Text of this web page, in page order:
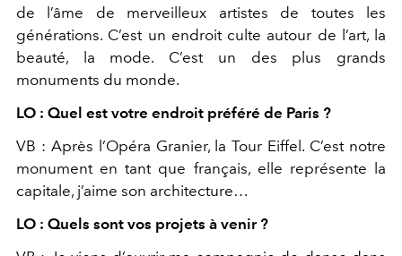
de l’âme de merveilleux artistes de toutes les
générations. C’est un endroit culte autour de l’art, la
beauté, la mode. C’est un des plus grands
monuments du monde.
LO : Quel est votre endroit préféré de Paris ?
VB : Après l’Opéra Granier, la Tour Eiffel. C’est notre
monument en tant que français, elle représente la
capitale, j’aime son architecture…
LO : Quels sont vos projets à venir ?